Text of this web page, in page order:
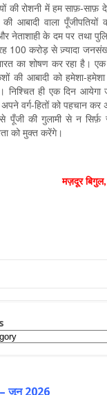
की रोशनी में हम साफ़-
आबादी वाला पूँजीपतियों
नेताशाही के दम पर तथा
100 करोड़ से ज़्यादा
का शोषण कर रहा है।
की आबादी को हमेशा-
निश्चित ही एक दिन
वर्ग-हितों को पहचान कर
पूँजी की गुलामी से न सिर्फ़
को मुक्त करेंगे।
मज़दूर बिगुल,
जून 2026